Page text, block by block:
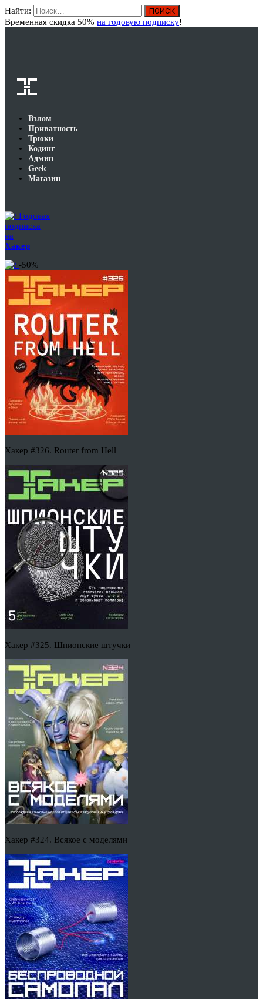
Найти:
Временная скидка 50% на годовую подписку!
Взлом
Приватность
Трюки
Кодинг
Админ
Geek
Магазин
Годовая
подписка
на
Хакер
-50%
Хакер #326. Router from Hell
Хакер #325. Шпионские штучки
Хакер #324. Всякое с моделями